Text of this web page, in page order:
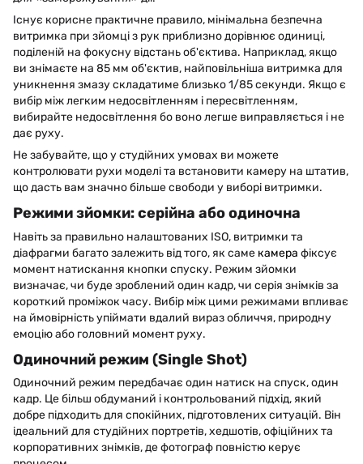
Існує корисне практичне правило, мінімальна безпечна
витримка при зйомці з рук приблизно дорівнює одиниці,
поділеній на фокусну відстань об'єктива. Наприклад, якщо
ви знімаєте на 85 мм об'єктив, найповільніша витримка для
уникнення змазу складатиме близько 1/85 секунди. Якщо є
вибір між легким недосвітленням і пересвітленням,
вибирайте недосвітлення бо воно легше виправляється і не
дає руху.
Не забувайте, що у студійних умовах ви можете
контролювати рухи моделі та встановити камеру на штатив,
що дасть вам значно більше свободи у виборі витримки.
Режими зйомки: серійна або одиночна
Навіть за правильно налаштованих ISO, витримки та
діафрагми багато залежить від того, як саме камера фіксує
момент натискання кнопки спуску. Режим зйомки
визначає, чи буде зроблений один кадр, чи серія знімків за
короткий проміжок часу. Вибір між цими режимами впливає
на ймовірність упіймати вдалий вираз обличчя, природну
емоцію або головний момент руху.
Одиночний режим (Single Shot)
Одиночний режим передбачає один натиск на спуск, один
кадр. Це більш обдуманий і контрольований підхід, який
добре підходить для спокійних, підготовлених ситуацій. Він
ідеальний для студійних портретів, хедшотів, офіційних та
корпоративних знімків, де фотограф повністю керує